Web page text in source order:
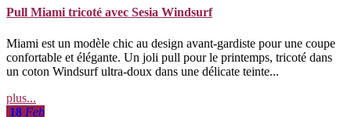
Pull Miami tricoté avec Sesia Windsurf
Miami est un modèle chic au design avant-gardiste pour une coupe
confortable et élégante. Un joli pull pour le printemps, tricoté dans
un coton Windsurf ultra-doux dans une délicate teinte...
plus...
18 Feb